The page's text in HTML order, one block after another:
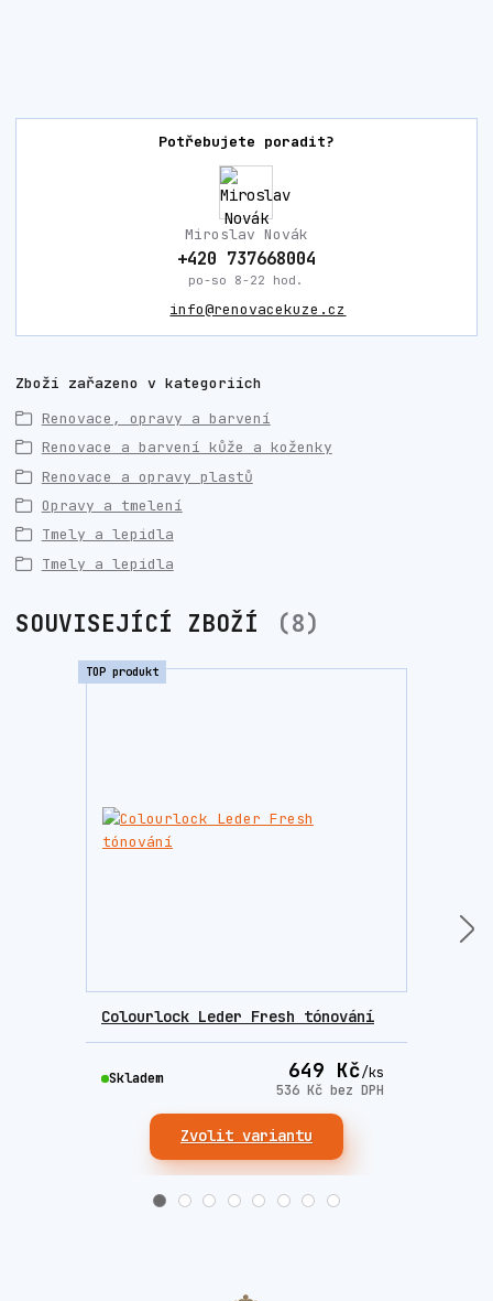
Potřebujete poradit?
Miroslav Novák
+420 737668004
po-so 8-22 hod.
info@renovacekuze.cz
Zboží zařazeno v kategoriích
Renovace, opravy a barvení
Renovace a barvení kůže a koženky
Renovace a opravy plastů
Opravy a tmelení
Tmely a lepidla
Tmely a lepidla
SOUVISEJÍCÍ ZBOŽÍ 8
TOP produkt
Colourlock Leder Fresh tónování
649 Kč/ks
536 Kč bez DPH
Skladem
Zvolit variantu